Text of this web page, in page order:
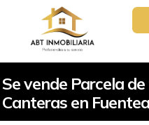
Se vende Parcela
Canteras en